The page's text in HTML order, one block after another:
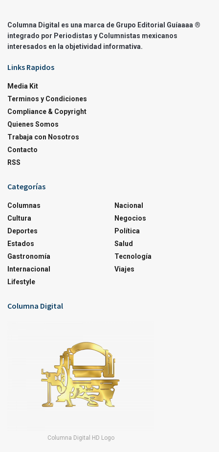
Columna Digital es una marca de Grupo Editorial Guíaaaa ®
integrado por Periodistas y Columnistas mexicanos
interesados en la objetividad informativa.
Links Rapidos
Media Kit
Terminos y Condiciones
Compliance & Copyright
Quienes Somos
Trabaja con Nosotros
Contacto
RSS
Categorías
Columnas
Cultura
Deportes
Estados
Gastronomía
Internacional
Lifestyle
Nacional
Negocios
Política
Salud
Tecnología
Viajes
Columna Digital
Columna Digital HD Logo